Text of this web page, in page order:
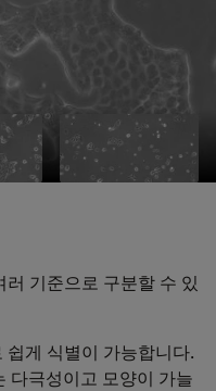
기준으로 구분할 수 있
쉽게 식별이 가능합니다.
다극성이고 모양이 가늘